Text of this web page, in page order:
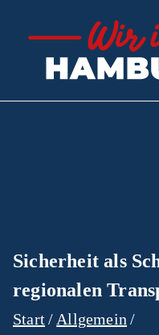
Inhalt
springen
Sicherheit als
regionalen
Start
Allgemein